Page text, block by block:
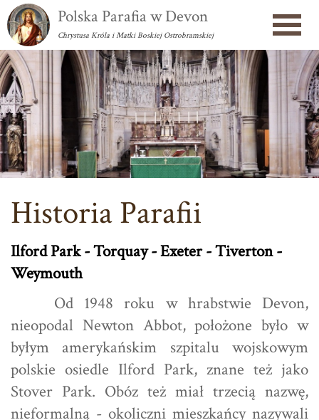
Polska Parafia w Devon
Chrystusa Króla i Matki Boskiej Ostrobramskiej
Historia Parafii
Ilford Park - Torquay - Exeter - Tiverton -
Weymouth
Od 1948 roku w hrabstwie Devon,
nieopodal Newton Abbot, położone było w
byłym amerykańskim szpitalu wojskowym
polskie osiedle Ilford Park, znane też jako
Stover Park. Obóz też miał trzecią nazwę,
nieformalną - okoliczni mieszkańcy nazywali